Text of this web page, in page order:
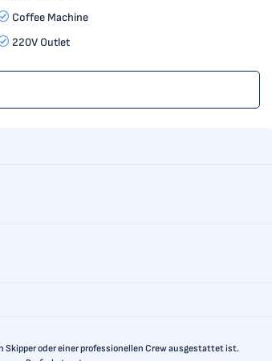
Coffee Machine
220V Outlet
oder einer professionellen Crew ausgestattet ist.